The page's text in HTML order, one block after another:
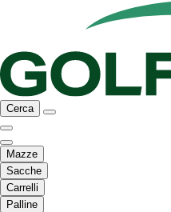
Cerca
Mazze
Sacche
Carrelli
Palline